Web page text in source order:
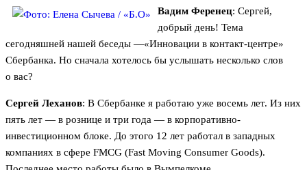
Вадим Ференец: Сергей,
добрый день! Тема
сегодняшней нашей беседы —«Инновации в контакт-центре»
Сбербанка. Но сначала хотелось бы услышать несколько слов
о вас?
Сергей Леханов: В Сбербанке я работаю уже восемь лет. Из них
пять лет — в рознице и три года — в корпоративно-
инвестиционном блоке. До этого 12 лет работал в западных
компаниях в сфере FMCG (Fast Moving Consumer Goods).